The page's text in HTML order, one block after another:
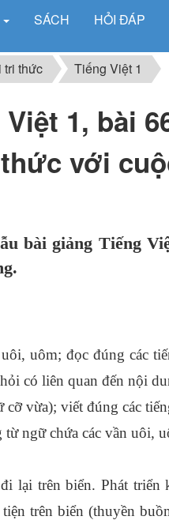
SÁCH HỎI ĐÁP
tri thức Tiếng Việt 1
1, bài
với
bài giảng Tiếng
uôm; đọc đúng các
có liên quan đến nội
vừa); viết đúng các
ngữ chứa các vần uôi,
lại trên biển. Phát triển
trên biển (thuyền